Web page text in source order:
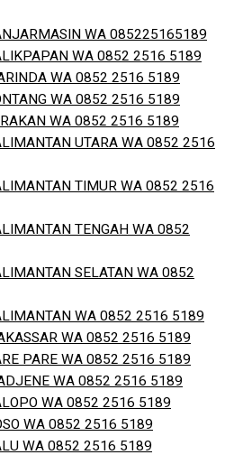
WA 085225165189
WA 0852 2516 5189
WA 0852 2516 5189
WA 0852 2516 5189
WA 0852 2516 5189
UTARA WA 0852 2516
TIMUR WA 0852 2516
TENGAH WA 0852
SELATAN WA 0852
WA 0852 2516 5189
WA 0852 2516 5189
PARE WA 0852 2516 5189
WA 0852 2516 5189
WA 0852 2516 5189
WA 0852 2516 5189
WA 0852 2516 5189